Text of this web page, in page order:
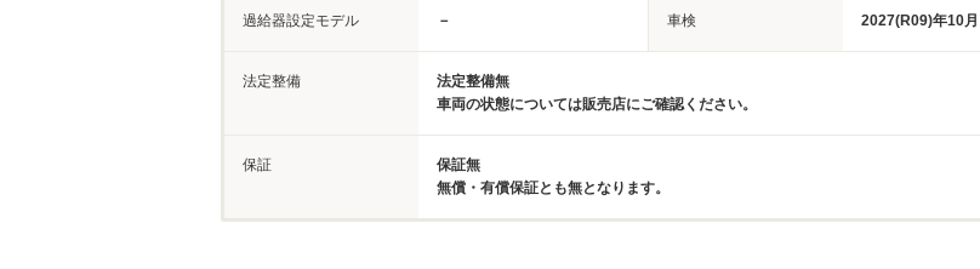
過給器設定モデル － 車検 2027(R09)年10月
法定整備
法定整備無
車両の状態については販売店にご確認ください。
保証
保証無
無償・有償保証とも無となります。